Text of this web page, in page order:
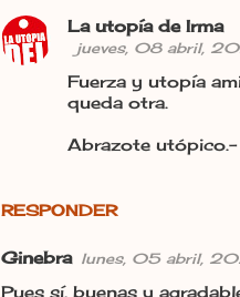
RESPONDER
La utopía de Irma
jueves, 08 abril,
Fuerza y utopía
queda otra.
Abrazote utópico.-
Ginebra lunes, 05 abril,
Pues sí, buenas y